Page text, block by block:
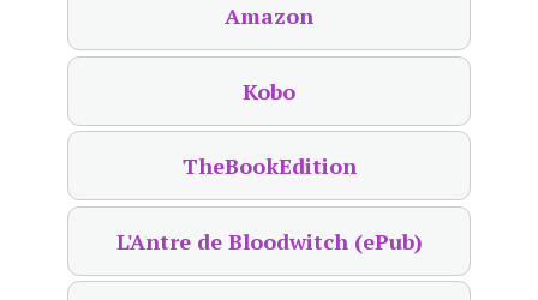
Amazon
Kobo
TheBookEdition
L'Antre de Bloodwitch (ePub)